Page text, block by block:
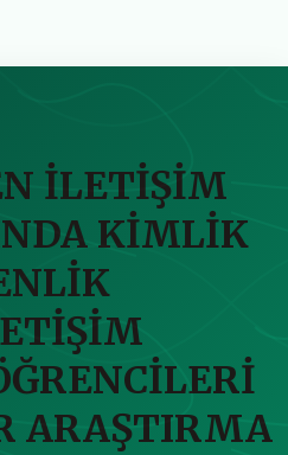
İLETİŞİM
KİMLİK
ARAŞTIRMA